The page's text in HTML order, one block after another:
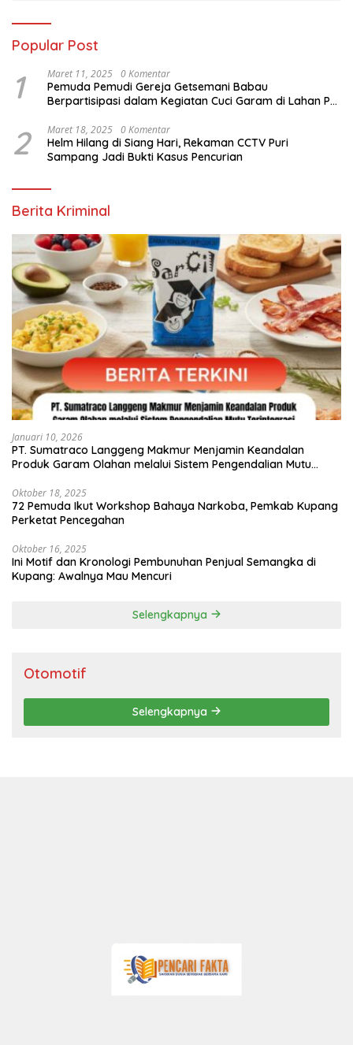
Popular Post
1 Maret 11, 2025 0 Komentar
Pemuda Pemudi Gereja Getsemani Babau
Berpartisipasi dalam Kegiatan Cuci Garam di Lahan PT.
Kegiatan Paskah
2 Maret 18, 2025 0 Komentar
Helm Hilang di Siang Hari, Rekaman CCTV Puri
Sampang Jadi Bukti Kasus Pencurian
Berita Kriminal
Januari 10, 2026
PT. Sumatraco Langgeng Makmur Menjamin Keandalan
Produk Garam Olahan melalui Sistem Pengendalian Mutu
Oktober 18, 2025
72 Pemuda Ikut Workshop Bahaya Narkoba, Pemkab Kupang
Perketat Pencegahan
Oktober 16, 2025
Ini Motif dan Kronologi Pembunuhan Penjual Semangka di
Kupang: Awalnya Mau Mencuri
Selengkapnya
Otomotif
Selengkapnya